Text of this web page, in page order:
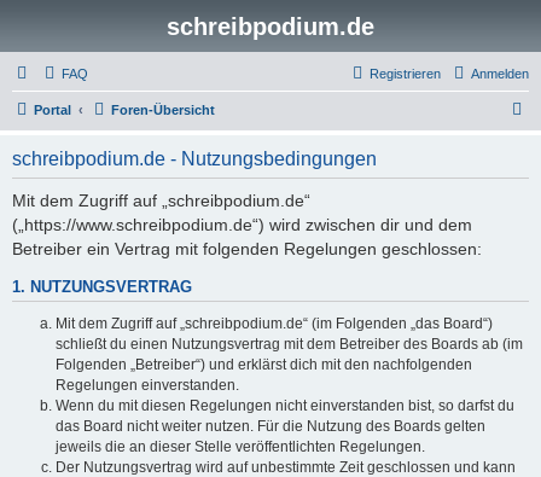
schreibpodium.de
FAQ Anmelden
Registrieren
Portal Foren-Übersicht
schreibpodium.de - Nutzungsbedingungen
Mit dem Zugriff auf „schreibpodium.de“
(„https://www.schreibpodium.de“) wird zwischen dir und dem
Betreiber ein Vertrag mit folgenden Regelungen geschlossen:
1. NUTZUNGSVERTRAG
Mit dem Zugriff auf „schreibpodium.de“ (im Folgenden „das Board“)
schließt du einen Nutzungsvertrag mit dem Betreiber des Boards ab (im
Folgenden „Betreiber“) und erklärst dich mit den nachfolgenden
Regelungen einverstanden.
Wenn du mit diesen Regelungen nicht einverstanden bist, so darfst du
das Board nicht weiter nutzen. Für die Nutzung des Boards gelten
jeweils die an dieser Stelle veröffentlichten Regelungen.
Der Nutzungsvertrag wird auf unbestimmte Zeit geschlossen und kann